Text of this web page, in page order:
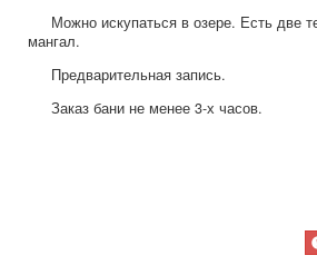
Можно искупаться в озере. Есть две
мангал.
Предварительная запись.
Заказ бани не менее 3-х часов.